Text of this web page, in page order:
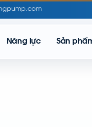
Năng lực Sản